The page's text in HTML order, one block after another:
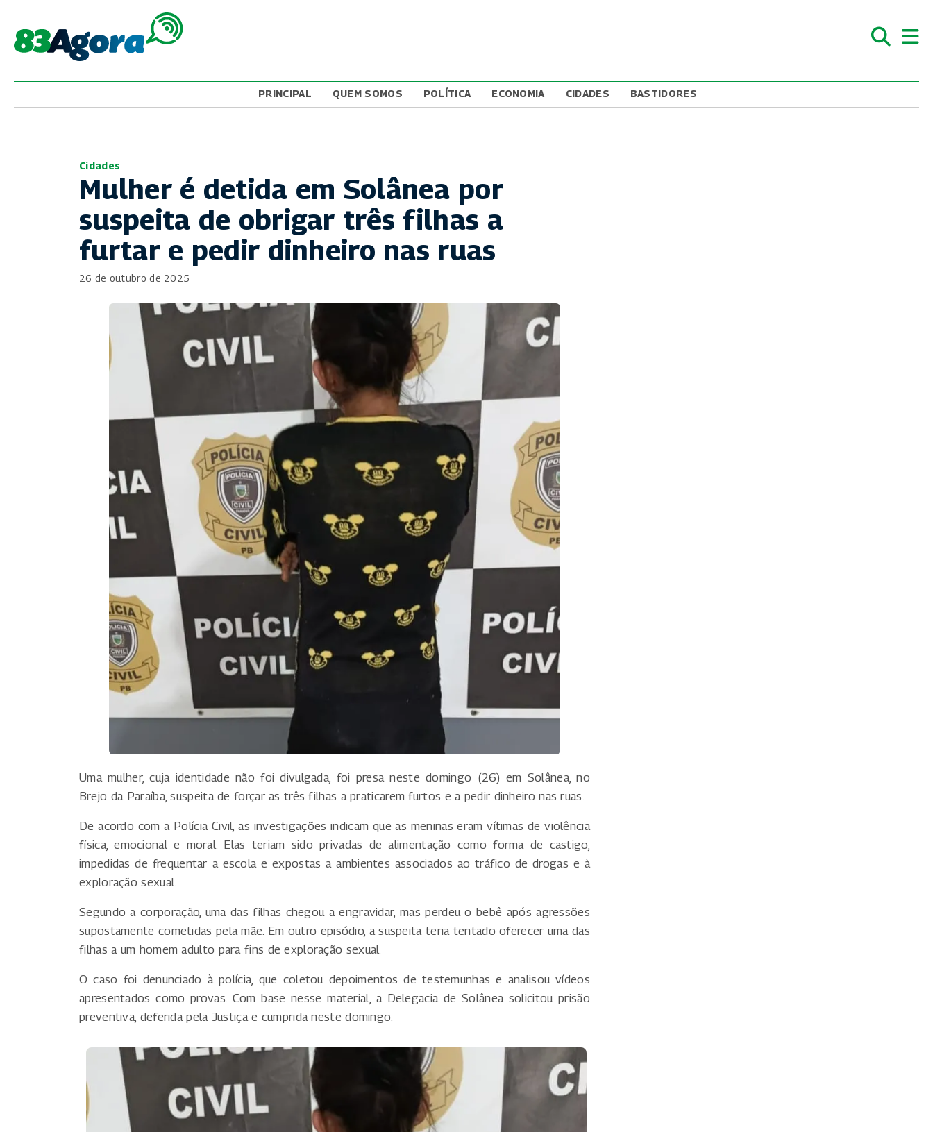
PRINCIPAL QUEM SOMOS POLÍTICA ECONOMIA CIDADES BASTIDORES
Cidades
Mulher é detida em Solânea por
suspeita de obrigar três filhas a
furtar e pedir dinheiro nas ruas
26 de outubro de 2025
Uma mulher, cuja identidade não foi divulgada, foi presa neste domingo (26) em Solânea, no
Brejo da Paraíba, suspeita de forçar as três filhas a praticarem furtos e a pedir dinheiro nas ruas.
De acordo com a Polícia Civil, as investigações indicam que as meninas eram vítimas de violência
física, emocional e moral. Elas teriam sido privadas de alimentação como forma de castigo,
impedidas de frequentar a escola e expostas a ambientes associados ao tráfico de drogas e à
exploração sexual.
Segundo a corporação, uma das filhas chegou a engravidar, mas perdeu o bebê após agressões
supostamente cometidas pela mãe. Em outro episódio, a suspeita teria tentado oferecer uma das
filhas a um homem adulto para fins de exploração sexual.
O caso foi denunciado à polícia, que coletou depoimentos de testemunhas e analisou vídeos
apresentados como provas. Com base nesse material, a Delegacia de Solânea solicitou prisão
preventiva, deferida pela Justiça e cumprida neste domingo.